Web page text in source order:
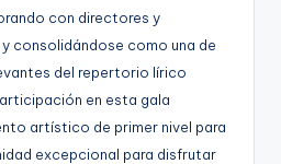
con directores y
consolidándose como una de
del repertorio lírico
en esta gala
artístico de primer nivel para
excepcional para disfrutar